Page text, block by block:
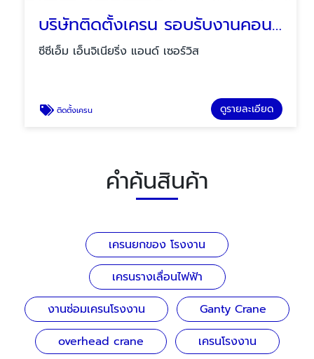
บริษัทติดตั้งเครน รอบรับงานคอนกรีต
ซีซีเอ็ม เอ็นจิเนียริ่ง แอนด์ เซอร์วิส
ติดตั้งเครน ดูรายละเอียด
คำค้นสินค้า
เครนยกของ โรงงาน
เครนรางเลื่อนไฟฟ้า
งานซ่อมเครนโรงงาน
Ganty Crane
overhead crane
เครนโรงงาน